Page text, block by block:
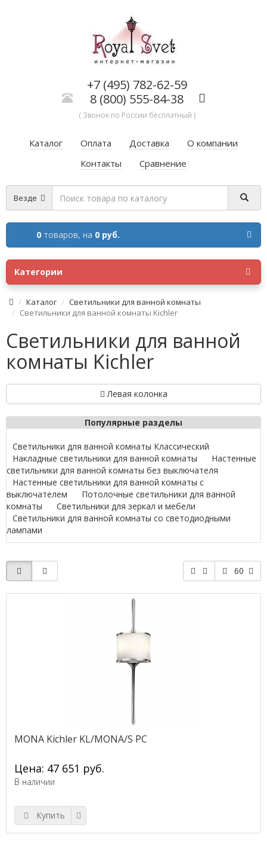
+7 (495) 782-62-59
8 (800) 555-84-38
( Звонок по России бесплатный )
Каталог Оплата Доставка
О компании
Контакты
Сравнение
Везде
0 товаров, на 0 руб.
Категории
Каталог
Светильники для ванной комнаты
Светильники для ванной комнаты Kichler
Светильники для ванной
комнаты Kichler
Левая колонка
Популярные разделы
Светильники для ванной комнаты Классический
Накладные светильники для ванной комнаты
Настенные
светильники для ванной комнаты без выключателя
Настенные светильники для ванной комнаты с
выключателем
Потолочные светильники для ванной
комнаты
Светильники для зеркал и мебели
Светильники для ванной комнаты со светодиодными
лампами
60
MONA Kichler KL/MONA/S PC
Цена: 47 651 руб.
В наличии
Купить